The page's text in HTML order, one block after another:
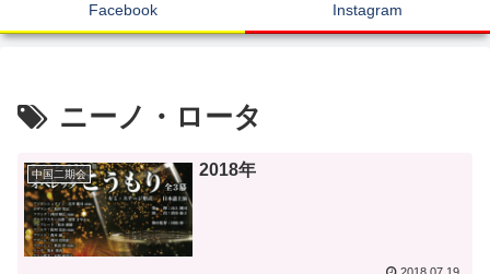
Facebook Instagram
ニーノ・ロータ
中国二期会 2018年